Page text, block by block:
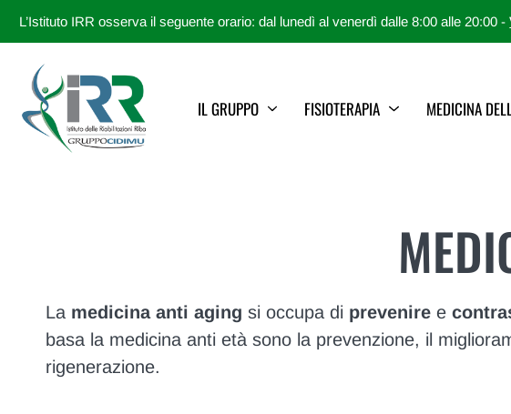
L’Istituto IRR osserva il seguente orario: dal lunedì al venerdì dalle 8:00 alle 20:00 -
IL GRUPPO FISIOTERAPIA MEDICINA
La medicina anti aging si occupa di prevenire e
basa la medicina anti età sono la prevenzione, il
rigenerazione.